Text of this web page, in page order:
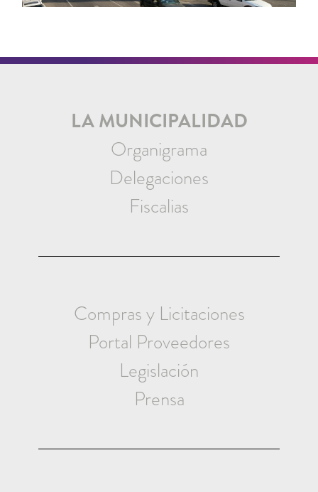
LA MUNICIPALIDAD
Organigrama
Delegaciones
Fiscalias
Compras y Licitaciones
Portal Proveedores
Legislación
Prensa